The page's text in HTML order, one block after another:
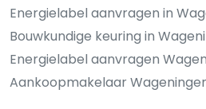
Energielabel aanvragen in
Bouwkundige keuring in
Energielabel aanvragen
Aankoopmakelaar